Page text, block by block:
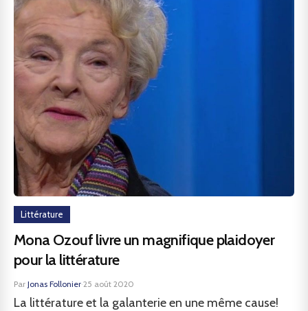
Littérature
Mona Ozouf livre un magnifique plaidoyer
pour la littérature
Par Jonas Follonier·25 août 2020
La littérature et la galanterie en une même cause!